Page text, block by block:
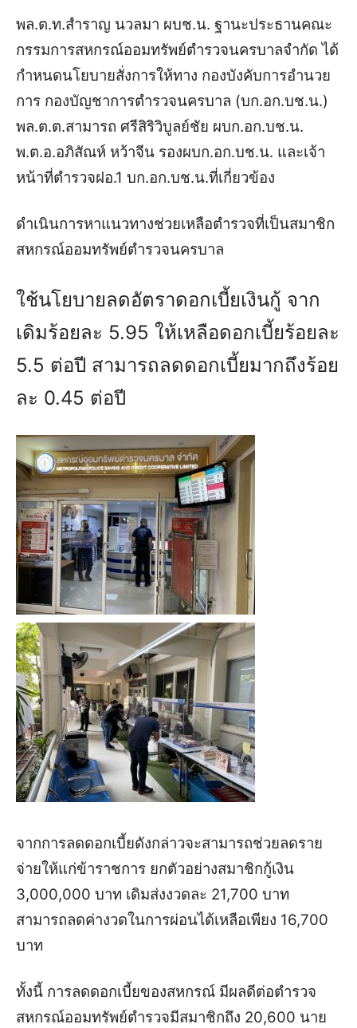
พล.ต.ท.สำราญ นวลมา ผบช.น. ฐานะประธานคณะ
กรรมการสหกรณ์ออมทรัพย์ตำรวจนครบาลจำกัด ได้
กำหนดนโยบายสั่งการให้ทาง กองบังคับการอำนวย
การ กองบัญชาการตำรวจนครบาล (บก.อก.บช.น.)
พล.ต.ต.สามารถ ศรีสิริวิบูลย์ชัย ผบก.อก.บช.น.
พ.ต.อ.อภิสัณห์ หว้าจีน รองผบก.อก.บช.น. และเจ้า
หน้าที่ตำรวจฝอ.1 บก.อก.บช.น.ที่เกี่ยวข้อง
ดำเนินการหาแนวทางช่วยเหลือตำรวจที่เป็นสมาชิก
สหกรณ์ออมทรัพย์ตำรวจนครบาล
ใช้นโยบายลดอัตราดอกเบี้ยเงินกู้ จาก
เดิมร้อยละ 5.95 ให้เหลือดอกเบี้ยร้อยละ
5.5 ต่อปี สามารถลดดอกเบี้ยมากถึงร้อย
ละ 0.45 ต่อปี
จากการลดดอกเบี้ยดังกล่าวจะสามารถช่วยลดราย
จ่ายให้แก่ข้าราชการ ยกตัวอย่างสมาชิกกู้เงิน
3,000,000 บาท เดิมส่งงวดละ 21,700 บาท
สามารถลดค่างวดในการผ่อนได้เหลือเพียง 16,700
บาท
ทั้งนี้ การลดดอกเบี้ยของสหกรณ์ มีผลดีต่อตำรวจ
สหกรณ์ออมทรัพย์ตำรวจมีสมาชิกถึง 20,600 นาย